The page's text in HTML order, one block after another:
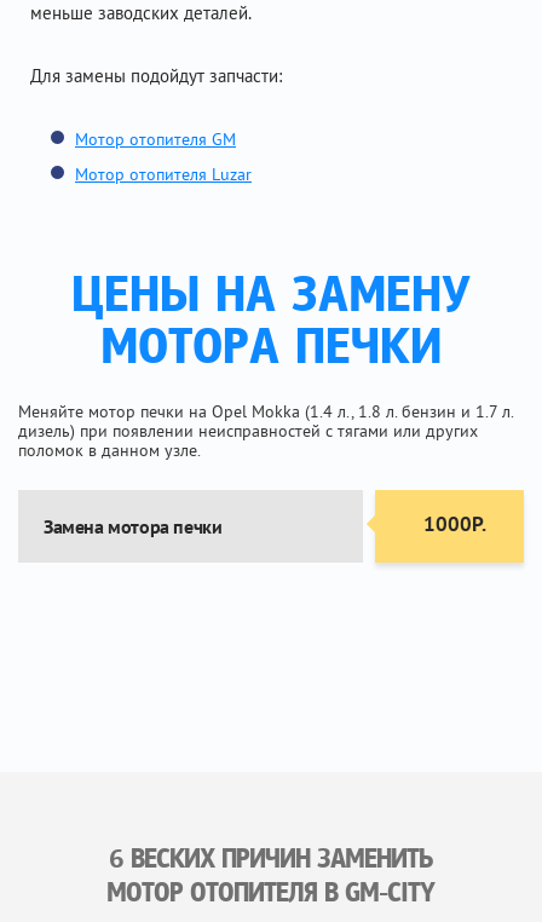
меньше заводских деталей.
Для замены подойдут запчасти:
Мотор отопителя GM
Мотор отопителя Luzar
ЦЕНЫ НА ЗАМЕНУ
МОТОРА ПЕЧКИ
Меняйте мотор печки на Opel Mokka (1.4 л., 1.8 л. бензин и 1.7 л.
дизель) при появлении неисправностей с тягами или других
поломок в данном узле.
Замена мотора печки 1000Р.
6 ВЕСКИХ ПРИЧИН ЗАМЕНИТЬ
МОТОР ОТОПИТЕЛЯ В GM-CITY